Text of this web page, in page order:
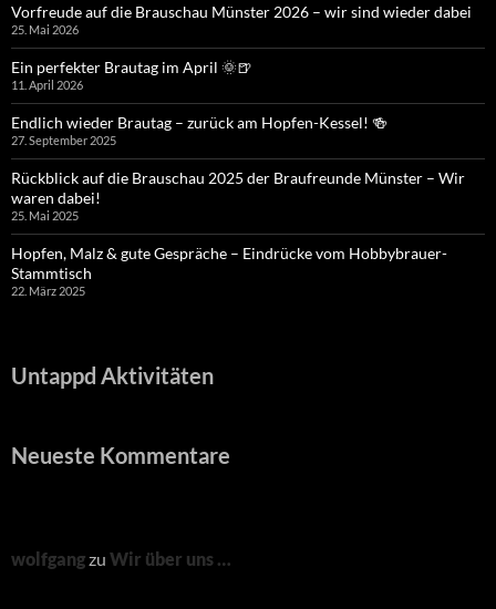
Vorfreude auf die Brauschau Münster 2026 – wir sind wieder dabei
25. Mai 2026
Ein perfekter Brautag im April 🌞🍺
11. April 2026
Endlich wieder Brautag – zurück am Hopfen-Kessel! 🍻
27. September 2025
Rückblick auf die Brauschau 2025 der Braufreunde Münster – Wir
waren dabei!
25. Mai 2025
Hopfen, Malz & gute Gespräche – Eindrücke vom Hobbybrauer-
Stammtisch
22. März 2025
Untappd Aktivitäten
Neueste Kommentare
wolfgangzu Wir über uns …